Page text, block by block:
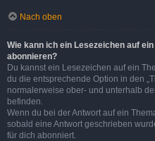
Nach oben
Wie kann ich ein Lesezeichen auf
abonnieren?
Du kannst ein Lesezeichen auf ein
du die entsprechende Option in den
normalerweise ober- und unterhalb
befinden.
Wenn du bei der Antwort auf ein
sobald eine Antwort geschrieben
für dich abonniert.